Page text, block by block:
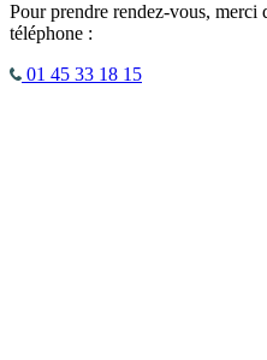
Pour prendre rendez-vous, merci
téléphone :
01 45 33 18 15